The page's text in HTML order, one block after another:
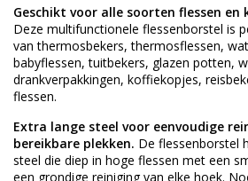
Geschikt voor alle soorten flessen en
Deze multifunctionele flessenborstel is
van thermosbekers, thermosflessen,
babyflessen, tuitbekers, glazen potten,
drankverpakkingen, koffiekopjes,
flessen.
Extra lange steel voor eenvoudige
bereikbare plekken. De flessenborstel
steel die diep in hoge flessen met een
een grondige reiniging van elke hoek.